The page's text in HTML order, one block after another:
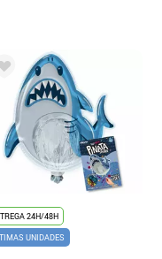
24H/48H
UNIDADES